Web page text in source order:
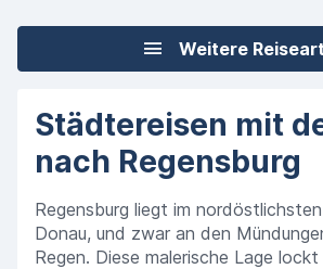
Weitere
Städtereisen mit
nach Regensburg​
Regensburg liegt im
Donau, und zwar an den
Regen. Diese malerische Lage lockt